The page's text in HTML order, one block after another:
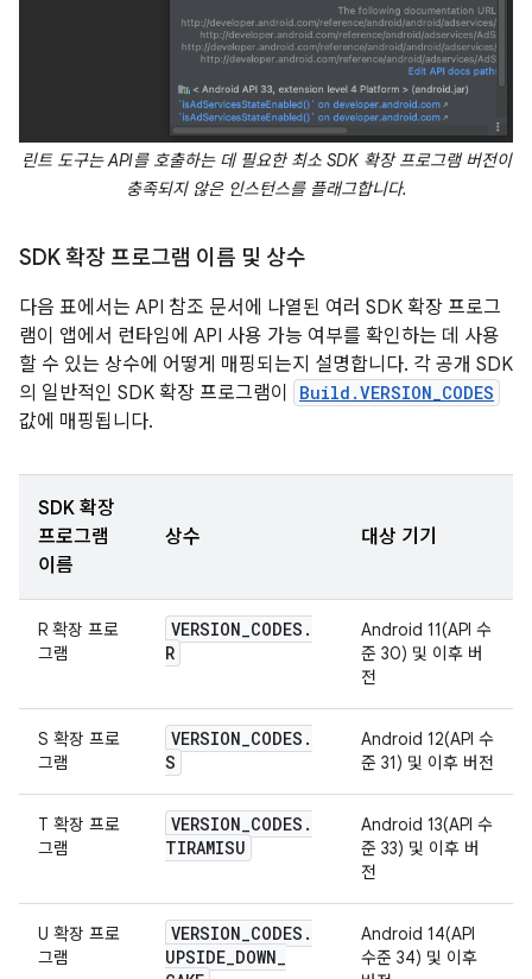
린트 도구는 API를 호출하는 데 필요한 최소 SDK 확장 프로그램 버전이
충족되지 않은 인스턴스를 플래그합니다.
SDK 확장 프로그램 이름 및 상수
다음 표에서는 API 참조 문서에 나열된 여러 SDK 확장 프로그
램이 앱에서 런타임에 API 사용 가능 여부를 확인하는 데 사용
할 수 있는 상수에 어떻게 매핑되는지 설명합니다. 각 공개 SDK
의 일반적인 SDK 확장 프로그램이
Build.VERSION_CODES
값에 매핑됩니다.
SDK 확장
프로그램
이름
상수 대상 기기
R 확장 프로
그램
VERSION_CODES .
R
Android 11(API 수
준 30) 및 이후 버
전
S 확장 프로
그램
VERSION_CODES .
S
Android 12(API 수
준 31) 및 이후 버전
T 확장 프로
그램
VERSION_CODES .
TIRAMISU
Android 13(API 수
준 33) 및 이후 버
전
U 확장 프로
그램
VERSION_CODES .
UPSIDE_DOWN_
Android 14(API
수준 34) 및 이후